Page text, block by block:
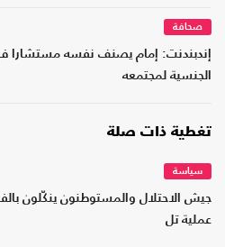
صحافة
إندبندنت: إمام يصنف نفسه مستشارا
الجنسية لمجتمعه
تغطية ذات صلة
سياسة
جيش الاحتلال والمستوطنون ينكّلون
عملية تل